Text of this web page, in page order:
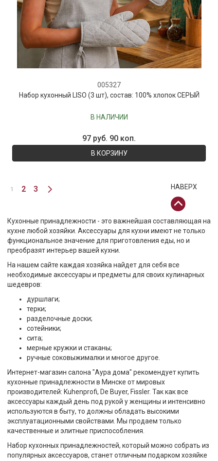
005327
Набор кухонный LISO (3 шт), состав: 100% хлопок СЕРЫЙ
В НАЛИЧИИ
97 руб. 90 коп.
В КОРЗИНУ
1 2 3 НАВЕРХ
Кухонные принадлежности - это важнейшая составляющая на
кухне любой хозяйки. Аксессуары для кухни имеют не только
функциональное значение для приготовления еды, но и
преобразят интерьер вашей кухни.
На нашем сайте каждая хозяйка найдет для себя все
необходимые аксессуары и предметы для своих кулинарных
шедевров:
дуршлаги;
терки;
разделочные доски;
сотейники;
сита;
мерные кружки и стаканы;
ручные соковыжималки и многое другое.
Интернет-магазин салона "Аура дома" рекомендует купить
кухонные принадлежности в Минске от мировых
производителей: Kuhenprofi, De Buyer, Fissler. Так как все
аксессуары каждый день под рукой у женщины и интенсивно
используются в быту, то должны обладать высокими
эксплуатационными свойствами. Мы продаем только
качественные и элитные приспособления.
Набор кухонных принадлежностей, который можно собрать из
популярных аксессуаров, станет отличным подарком хозяйке